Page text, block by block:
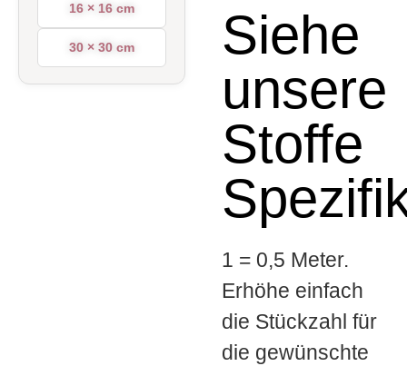
16 × 16 cm
30 × 30 cm
Siehe
unsere
Stoffe
1 = 0,5 Meter.
Erhöhe einfach
die Stückzahl für
die gewünschte